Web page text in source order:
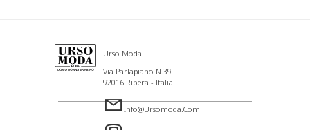
Urso Moda
Via Parlapiano N.39
92016 Ribera - Italia
Info@ursomoda.com